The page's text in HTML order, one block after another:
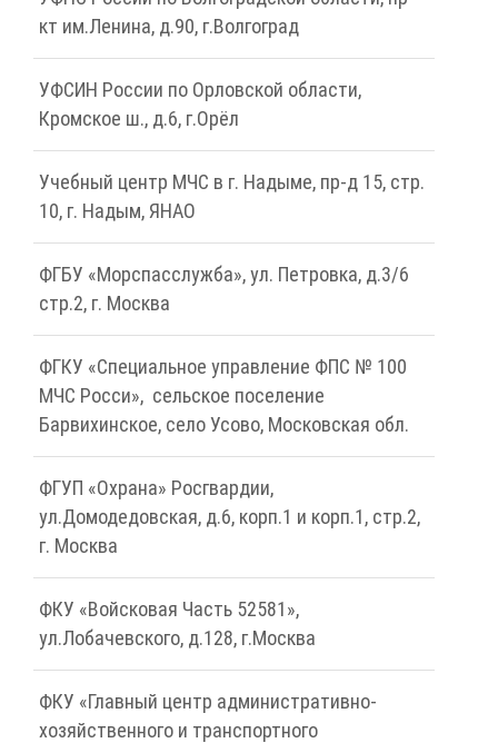
кт им.Ленина, д.90, г.Волгоград
УФСИН России по Орловской области,
Кромское ш., д.6, г.Орёл
Учебный центр МЧС в г. Надыме, пр-д 15, стр.
10, г. Надым, ЯНАО
ФГБУ «Морспасслужба», ул. Петровка, д.3/6
стр.2, г. Москва
ФГКУ «Специальное управление ФПС № 100
МЧС Росси», сельское поселение
Барвихинское, село Усово, Московская обл.
ФГУП «Охрана» Росгвардии,
ул.Домодедовская, д.6, корп.1 и корп.1, стр.2,
г. Москва
ФКУ «Войсковая Часть 52581»,
ул.Лобачевского, д.128, г.Москва
ФКУ «Главный центр административно-
хозяйственного и транспортного